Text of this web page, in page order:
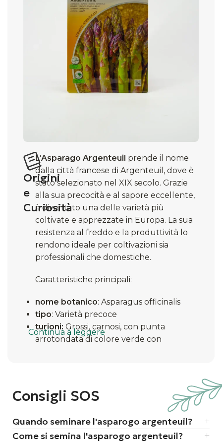
Origini
e
Curiosità
L'Asparago Argenteuil prende il nome
dalla città francese di Argenteuil, dove è
stato selezionato nel XIX secolo. Grazie
alla sua precocità e al sapore eccellente,
è diventato una delle varietà più
coltivate e apprezzate in Europa. La sua
resistenza al freddo e la produttività lo
rendono ideale per coltivazioni sia
professionali che domestiche.
Caratteristiche principali:
nome botanico: Asparagus officinalis
tipo: Varietà precoce
turioni: Grossi, carnosi, con punta
arrotondata di colore verde con
partire dal secondo anno
utilizzo: Ideale per piatti primaverili,
Consigli per la coltivazione:
Continua a leggere
Consigli SOS
Quando seminare l'asparogo argenteuil?
Come si semina l'asparogo argenteuil?